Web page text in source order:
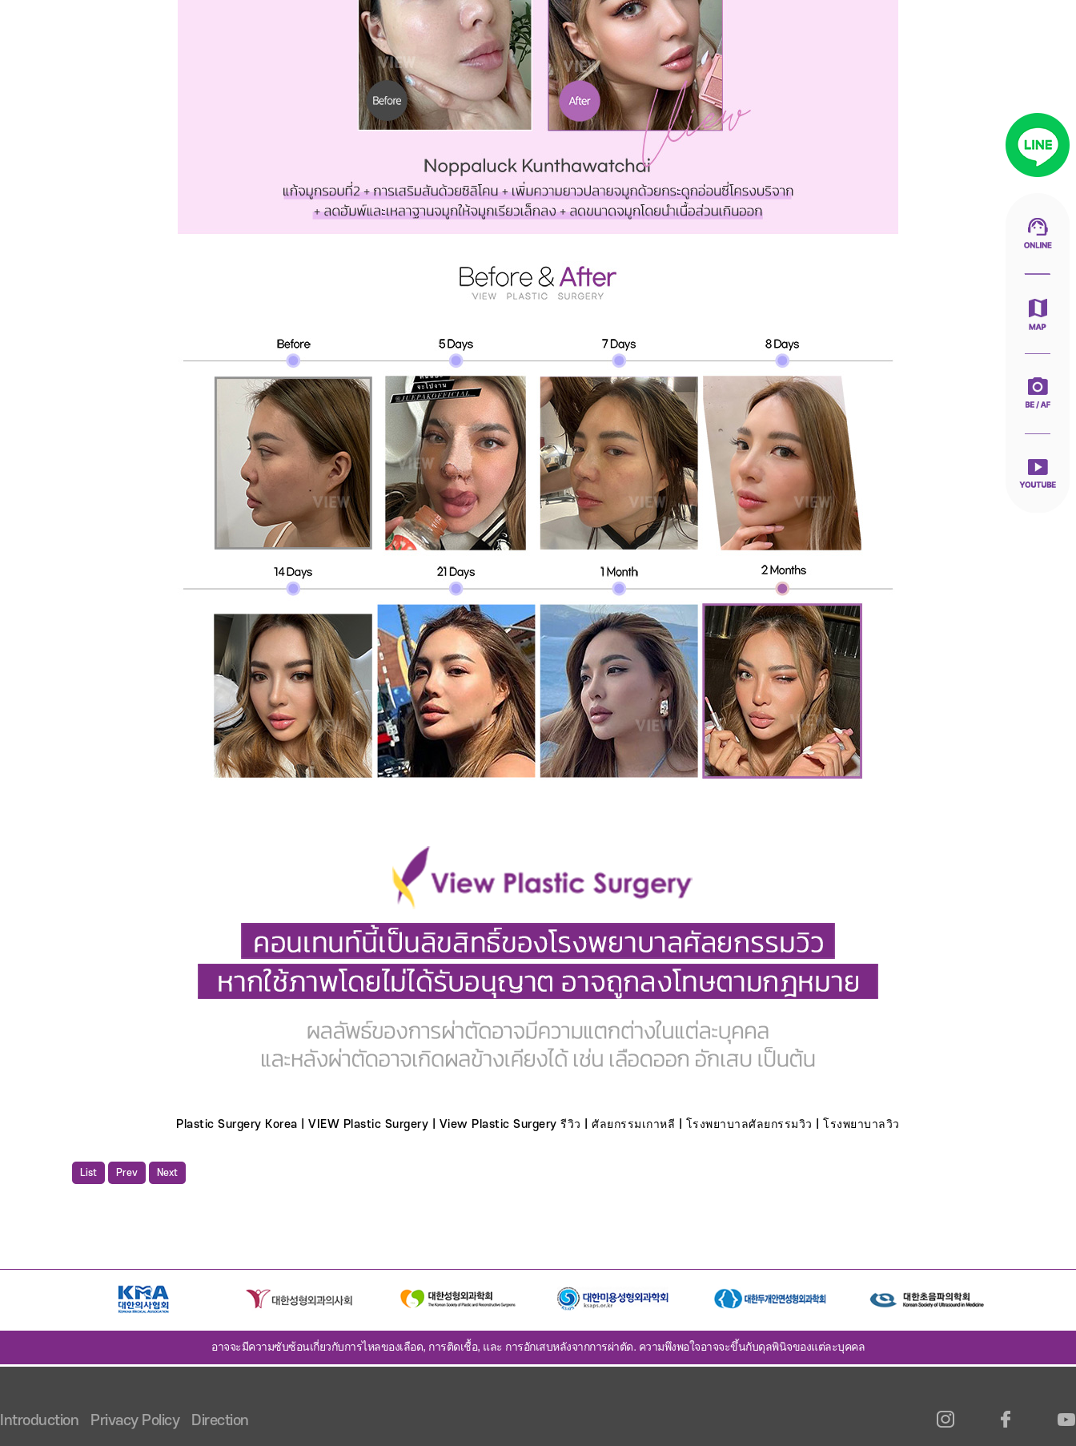
Plastic Surgery Korea | VIEW Plastic Surgery | View Plastic Surgery รีวิว | ศัลยกรรมเกาหลี | โรงพยาบาลศัลยกรรมวิว | โรงพยาบาลวิว
List Prev Next
อาจจะมีความซับซ้อนเกี่ยวกับการไหลของเลือด, การติดเชื้อ, และ การอักเสบหลังจากการผ่าตัด. ความพึงพอใจอาจจะขึ้นกับดุลพินิจของแต่ละบุคคล
Introduction Privacy Policy Direction